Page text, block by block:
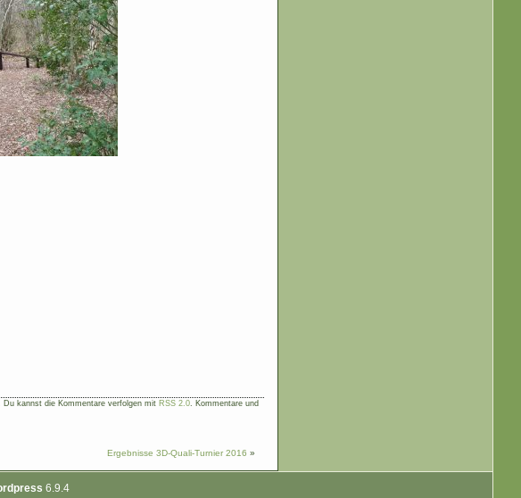
Du kannst die Kommentare verfolgen mit RSS 2.0 . Kommentare und
Ergebnisse 3D-Quali-Turnier 2016 »
6.9.4